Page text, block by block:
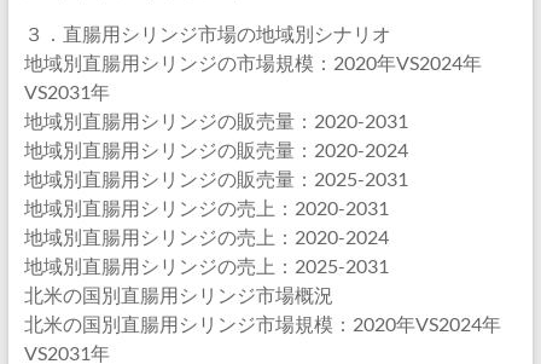
３．直腸用シリンジ市場の地域別シナリオ
地域別直腸用シリンジの市場規模：2020年VS2024年
VS2031年
地域別直腸用シリンジの販売量：2020-2031
地域別直腸用シリンジの販売量：2020-2024
地域別直腸用シリンジの販売量：2025-2031
地域別直腸用シリンジの売上：2020-2031
地域別直腸用シリンジの売上：2020-2024
地域別直腸用シリンジの売上：2025-2031
北米の国別直腸用シリンジ市場概況
北米の国別直腸用シリンジ市場規模：2020年VS2024年
VS2031年